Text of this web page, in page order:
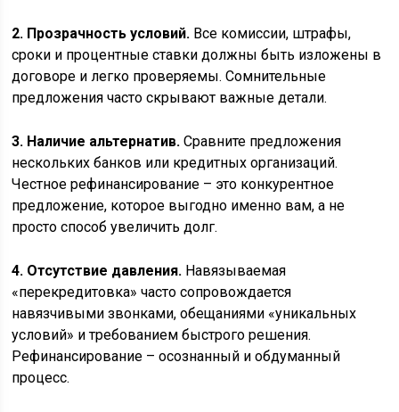
2. Прозрачность условий. Все комиссии, штрафы,
сроки и процентные ставки должны быть изложены в
договоре и легко проверяемы. Сомнительные
предложения часто скрывают важные детали.
3. Наличие альтернатив. Сравните предложения
нескольких банков или кредитных организаций.
Честное рефинансирование – это конкурентное
предложение, которое выгодно именно вам, а не
просто способ увеличить долг.
4. Отсутствие давления. Навязываемая
«перекредитовка» часто сопровождается
навязчивыми звонками, обещаниями «уникальных
условий» и требованием быстрого решения.
Рефинансирование – осознанный и обдуманный
процесс.